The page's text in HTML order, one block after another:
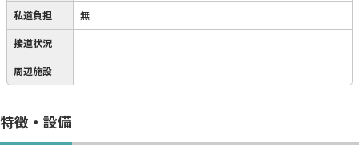
私道負担 無
接道状況
周辺施設
特徴・設備